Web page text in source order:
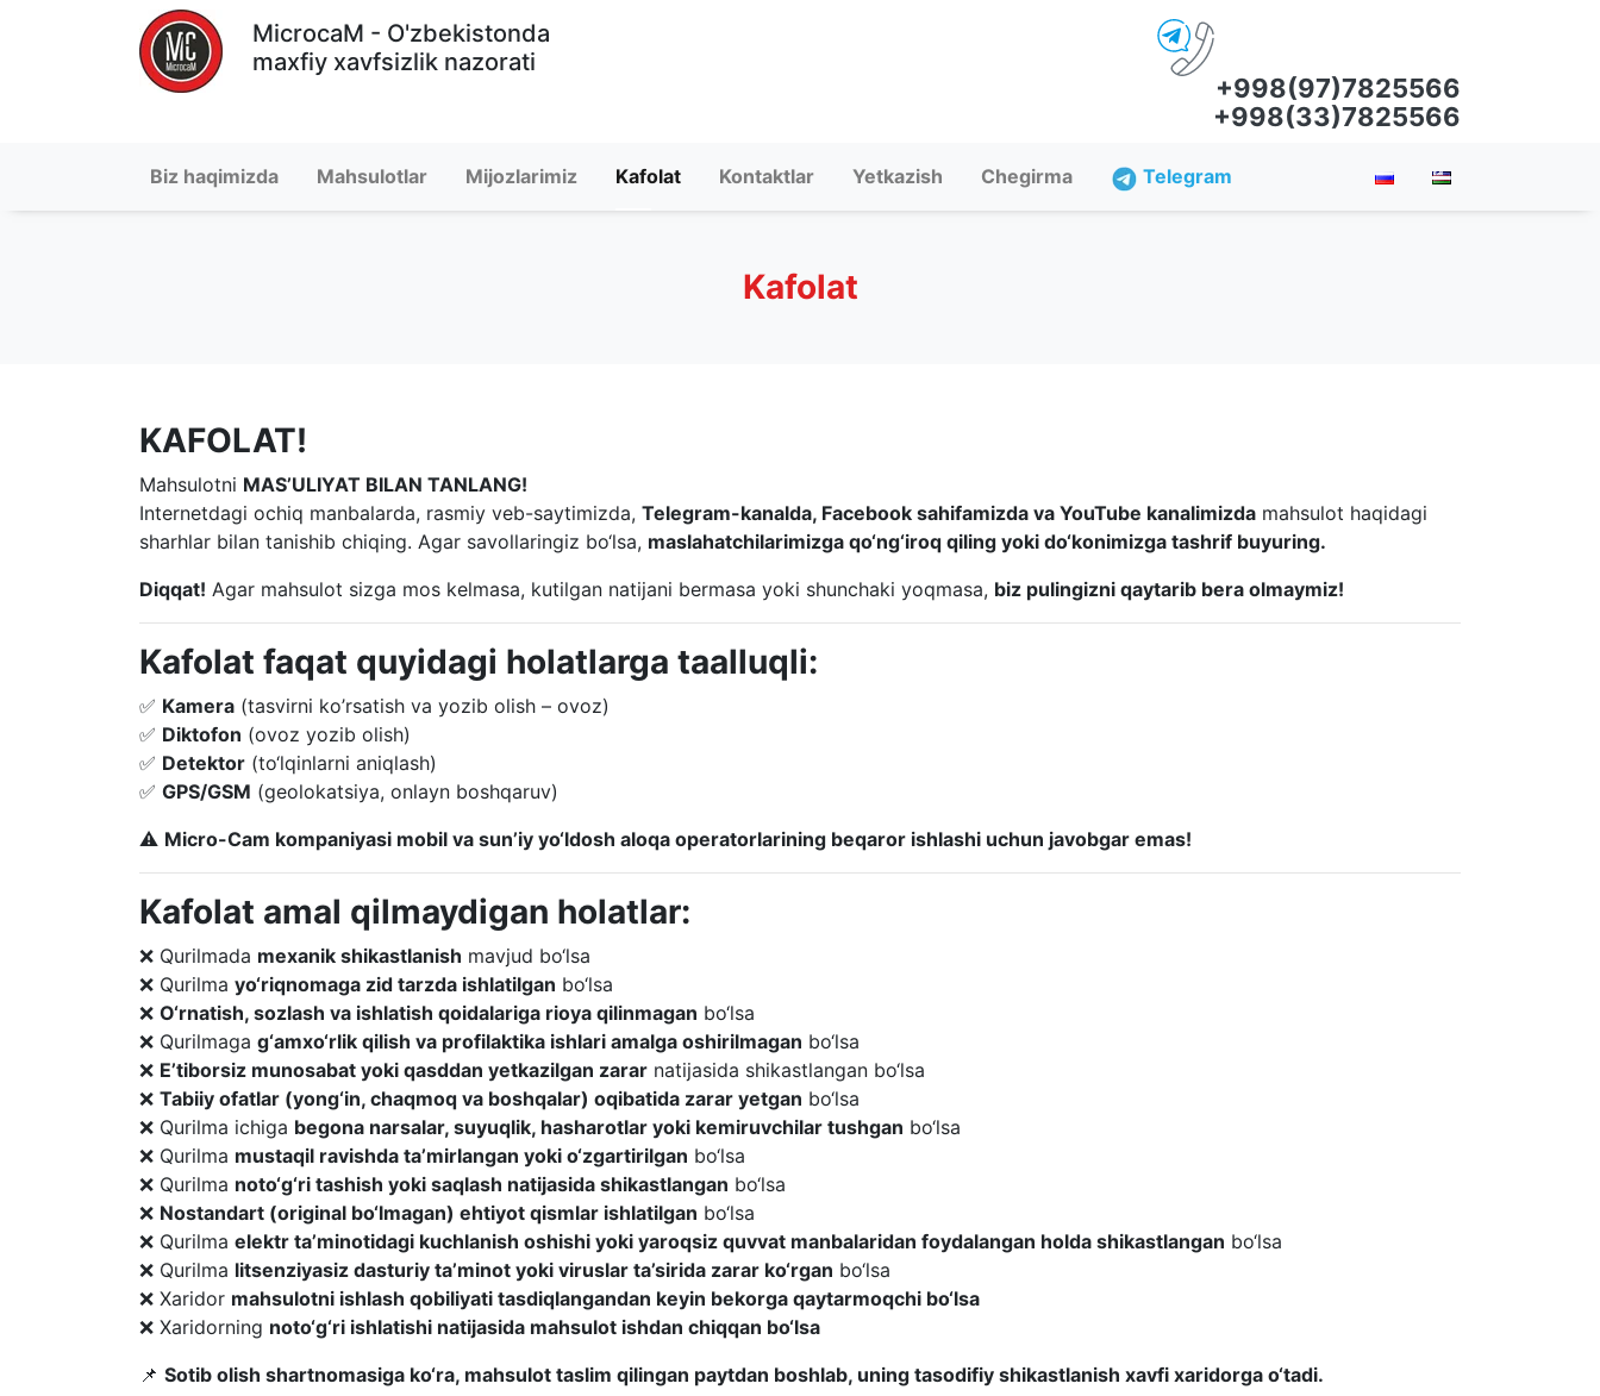
MicrocaM - O'zbekistonda
maxfiy xavfsizlik nazorati
+998(97)7825566
+998(33)7825566
Biz haqimizda Mahsulotlar Mijozlarimiz Kafolat Kontaktlar Yetkazish Chegirma Telegram
Kafolat
KAFOLAT!
Mahsulotni MAS’ULIYAT BILAN TANLANG!
Internetdagi ochiq manbalarda, rasmiy veb-saytimizda, Telegram-kanalda, Facebook sahifamizda va YouTube kanalimizda mahsulot haqidagi
sharhlar bilan tanishib chiqing. Agar savollaringiz bo‘lsa, maslahatchilarimizga qo‘ng‘iroq qiling yoki do‘konimizga tashrif buyuring.
Diqqat! Agar mahsulot sizga mos kelmasa, kutilgan natijani bermasa yoki shunchaki yoqmasa, biz pulingizni qaytarib bera olmaymiz!
Kafolat faqat quyidagi holatlarga taalluqli:
✅ Kamera (tasvirni ko’rsatish va yozib olish – ovoz)
✅ Diktofon (ovoz yozib olish)
✅ Detektor (to‘lqinlarni aniqlash)
✅ GPS/GSM (geolokatsiya, onlayn boshqaruv)
⚠ Micro-Cam kompaniyasi mobil va sun’iy yo‘ldosh aloqa operatorlarining beqaror ishlashi uchun javobgar emas!
Kafolat amal qilmaydigan holatlar:
❌ Qurilmada mexanik shikastlanish mavjud bo‘lsa
❌ Qurilma yo‘riqnomaga zid tarzda ishlatilgan bo‘lsa
❌ O‘rnatish, sozlash va ishlatish qoidalariga rioya qilinmagan bo‘lsa
❌ Qurilmaga g‘amxo‘rlik qilish va profilaktika ishlari amalga oshirilmagan bo‘lsa
❌ E’tiborsiz munosabat yoki qasddan yetkazilgan zarar natijasida shikastlangan bo‘lsa
❌ Tabiiy ofatlar (yong‘in, chaqmoq va boshqalar) oqibatida zarar yetgan bo‘lsa
❌ Qurilma ichiga begona narsalar, suyuqlik, hasharotlar yoki kemiruvchilar tushgan bo‘lsa
❌ Qurilma mustaqil ravishda ta’mirlangan yoki o‘zgartirilgan bo‘lsa
❌ Qurilma noto‘g‘ri tashish yoki saqlash natijasida shikastlangan bo‘lsa
❌ Nostandart (original bo‘lmagan) ehtiyot qismlar ishlatilgan bo‘lsa
❌ Qurilma elektr ta’minotidagi kuchlanish oshishi yoki yaroqsiz quvvat manbalaridan foydalangan holda shikastlangan bo‘lsa
❌ Qurilma litsenziyasiz dasturiy ta’minot yoki viruslar ta’sirida zarar ko‘rgan bo‘lsa
❌ Xaridor mahsulotni ishlash qobiliyati tasdiqlangandan keyin bekorga qaytarmoqchi bo‘lsa
❌ Xaridorning noto‘g‘ri ishlatishi natijasida mahsulot ishdan chiqqan bo‘lsa
📌 Sotib olish shartnomasiga ko‘ra, mahsulot taslim qilingan paytdan boshlab, uning tasodifiy shikastlanish xavfi xaridorga o‘tadi.